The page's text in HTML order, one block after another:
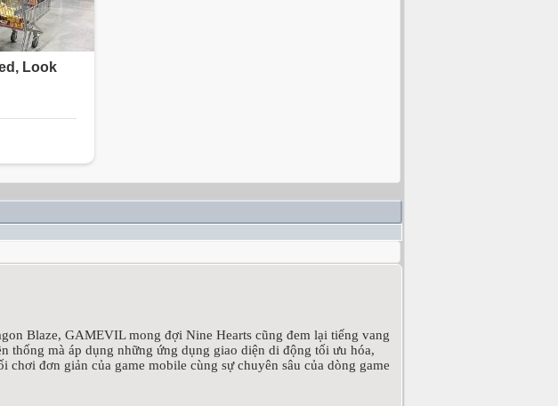
Blaze, GAMEVIL mong đợi Nine Hearts cũng đem lại tiếng vang
thống mà áp dụng những ứng dụng giao diện di động tối ưu hóa,
đơn giản của game mobile cùng sự chuyên sâu của dòng game